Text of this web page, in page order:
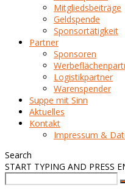
Mitgliedsbeiträge
Geldspende
Sponsortätigkeit
Partner
Sponsoren
Logistikpartner
Warenspender
Suppe mit Sinn
Aktuelles
Kontakt
Impressum &
Search
START TYPING AND PRESS